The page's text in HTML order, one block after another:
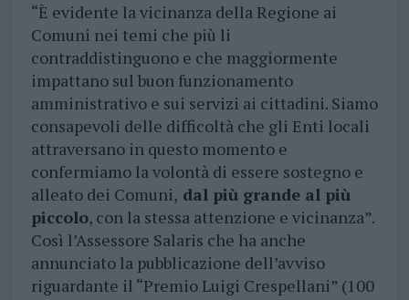
“È evidente la vicinanza della Regione ai
Comuni nei temi che più li
contraddistinguono e che maggiormente
impattano sul buon funzionamento
amministrativo e sui servizi ai cittadini. Siamo
consapevoli delle difficoltà che gli Enti locali
attraversano in questo momento e
confermiamo la volontà di essere sostegno e
alleato dei Comuni, dal più grande al più
piccolo, con la stessa attenzione e vicinanza”.
Così l’Assessore Salaris che ha anche
annunciato la pubblicazione dell’avviso
riguardante il “Premio Luigi Crespellani” (100